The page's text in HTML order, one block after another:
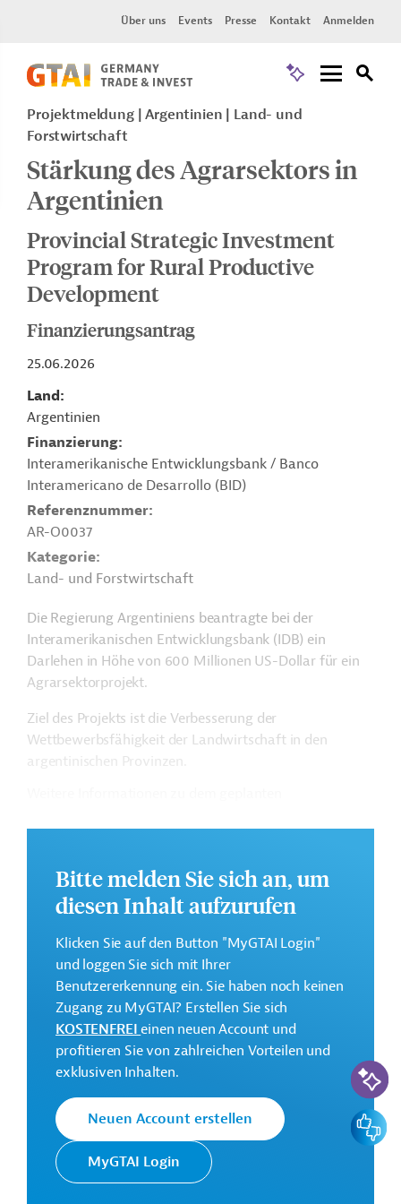
Über uns Events Presse Kontakt Anmelden
Projektmeldung Argentinien
Land- und
Forstwirtschaft
Stärkung des Agrarsektors in
Argentinien
Provincial Strategic Investment
Program for Rural Productive
Development
Finanzierungsantrag
25.06.2026
Land
Argentinien
Finanzierung
Interamerikanische Entwicklungsbank / Banco
Interamericano de Desarrollo (BID)
Referenznummer
AR-O0037
Kategorie
Land- und Forstwirtschaft
Die Regierung Argentiniens beantragte bei der
Interamerikanischen Entwicklungsbank (IDB) ein
Darlehen in Höhe von 600 Millionen US-Dollar für ein
Agrarsektorprojekt.
Ziel des Projekts ist die Verbesserung der
Wettbewerbsfähigkeit der Landwirtschaft in den
argentinischen Provinzen.
GTAI informiert über die
IDB : Schwerpunkte, Regularien
und praktische Hinweise zur Geschäftsanbahnung.
600 Millionen US-Dollar
Geberbeitrag:
600 Millionen US-Dollar (Darlehen; beantragt)
Kontaktadresse
Interamerikanische
Die IDB ist die wichtigste
multilaterale
Bitte melden Sie sich an, um
diesen Inhalt aufzurufen
Klicken Sie auf den Button "MyGTAI Login"
und loggen Sie sich mit Ihrer
Benutzererkennung ein. Sie haben noch keinen
Zugang zu MyGTAI? Erstellen Sie sich
KOSTENFREIeinen neuen Account und
profitieren Sie von zahlreichen Vorteilen und
exklusiven Inhalten.
Neuen Account erstellen
MyGTAI Login
KI-